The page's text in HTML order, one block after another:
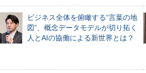
ビジネス全体を俯瞰する“言葉の地
図”、概念データモデルが切り拓く
人とAIの協働による新世界とは？